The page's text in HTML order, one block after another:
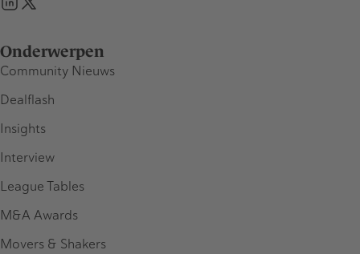
Onderwerpen
Community Nieuws
Dealflash
Insights
Interview
League Tables
M&A Awards
Movers & Shakers